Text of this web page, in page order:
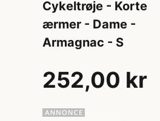
Cykeltrøje - Korte
ærmer - Dame -
Armagnac - S
252,00 kr